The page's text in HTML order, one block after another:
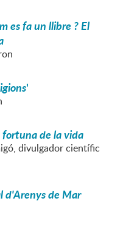
es fa un llibre ? El
'
fortuna de la vida
divulgador científic
d'Arenys de Mar